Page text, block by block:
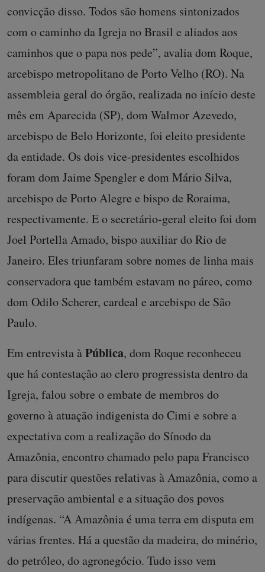
convicção disso. Todos são homens sintonizados
com o caminho da Igreja no Brasil e aliados aos
caminhos que o papa nos pede”, avalia dom Roque,
arcebispo metropolitano de Porto Velho (RO). Na
assembleia geral do órgão, realizada no início deste
mês em Aparecida (SP), dom Walmor Azevedo,
arcebispo de Belo Horizonte, foi eleito presidente
da entidade. Os dois vice-presidentes escolhidos
foram dom Jaime Spengler e dom Mário Silva,
arcebispo de Porto Alegre e bispo de Roraima,
respectivamente. E o secretário-geral eleito foi dom
Joel Portella Amado, bispo auxiliar do Rio de
Janeiro. Eles triunfaram sobre nomes de linha mais
conservadora que também estavam no páreo, como
dom Odilo Scherer, cardeal e arcebispo de São
Paulo.
Em entrevista àPública, dom Roque reconheceu
que há contestação ao clero progressista dentro da
Igreja, falou sobre o embate de membros do
governo à atuação indigenista do Cimi e sobre a
expectativa com a realização do Sínodo da
Amazônia, encontro chamado pelo papa Francisco
para discutir questões relativas à Amazônia, como a
preservação ambiental e a situação dos povos
indígenas. “A Amazônia é uma terra em disputa em
várias frentes. Há a questão da madeira, do minério,
do petróleo, do agronegócio. Tudo isso vem